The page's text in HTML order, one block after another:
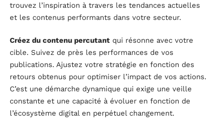
trouvez l’inspiration à travers les tendances actuelles
et les contenus performants dans votre secteur.
Créez du contenu percutant qui résonne avec votre
cible. Suivez de près les performances de vos
publications. Ajustez votre stratégie en fonction des
retours obtenus pour optimiser l’impact de vos actions.
C’est une démarche dynamique qui exige une veille
constante et une capacité à évoluer en fonction de
l’écosystème digital en perpétuel changement.